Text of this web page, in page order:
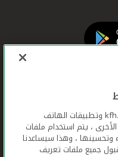
عندما تستخدم ,kfh.com, kfhonline.com وتطبيقات الهاتف
، يتم استخدام ملفات
وتحسينها ، وهذا سيساعدنا
جميع ملفات تعريف